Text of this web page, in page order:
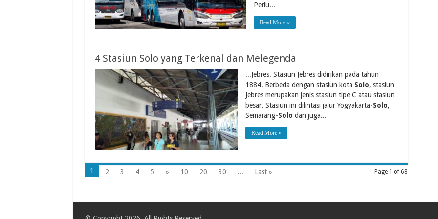
Perlu...
Read More »
4 Stasiun Solo yang Terkenal dan Melegenda
...Jebres. Stasiun Jebres didirikan pada tahun
1884. Berbeda dengan stasiun kota Solo, stasiun
Jebres merupakan jenis stasiun tipe C atau stasiun
besar. Stasiun ini dilintasi jalur Yogyakarta-Solo,
Semarang-Solo dan juga...
Read More »
Page 1 of 68
1 2 3 4 5 » 10 20 30 ... Last »